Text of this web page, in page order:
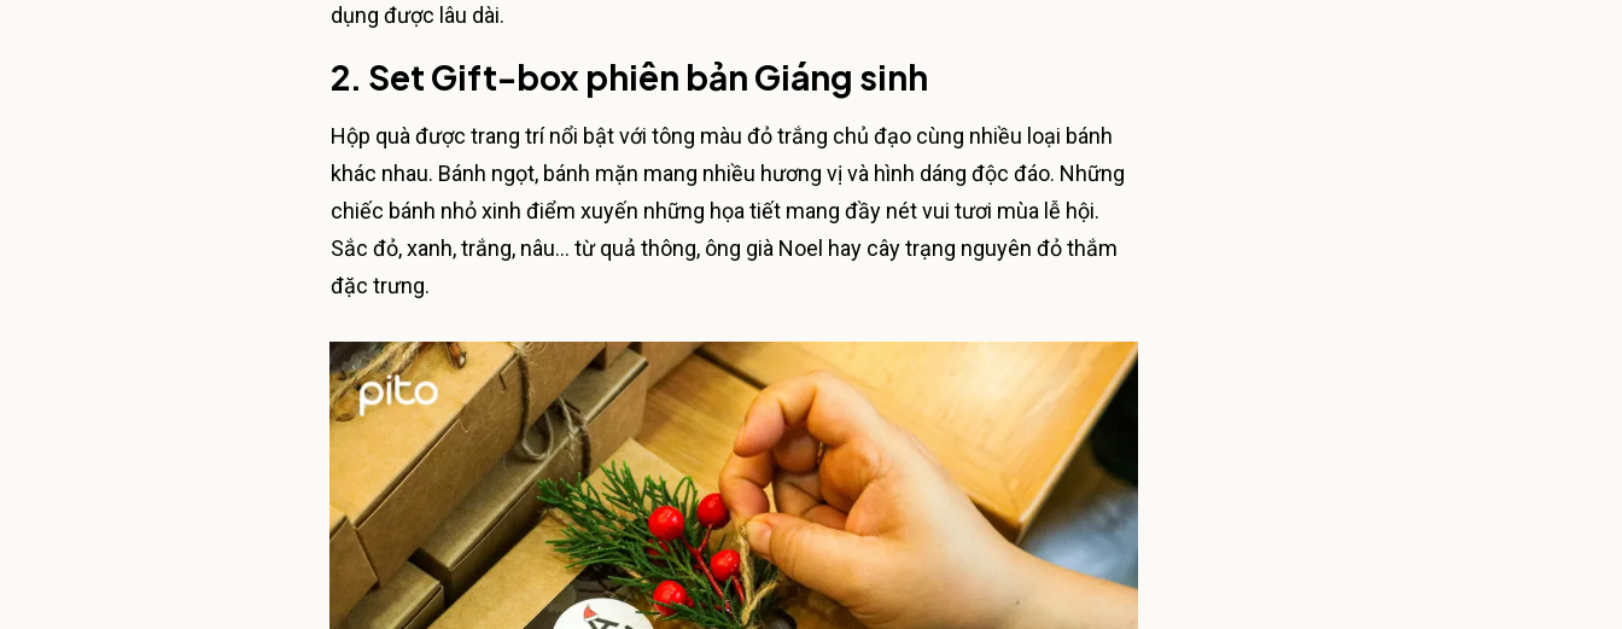
dụng được lâu dài.
2. Set Gift-box phiên bản Giáng sinh
Hộp quà được trang trí nổi bật với tông màu đỏ trắng chủ đạo cùng nhiều loại bánh
khác nhau. Bánh ngọt, bánh mặn mang nhiều hương vị và hình dáng độc đáo. Những
chiếc bánh nhỏ xinh điểm xuyến những họa tiết mang đầy nét vui tươi mùa lễ hội.
Sắc đỏ, xanh, trắng, nâu… từ quả thông, ông già Noel hay cây trạng nguyên đỏ thắm
đặc trưng.